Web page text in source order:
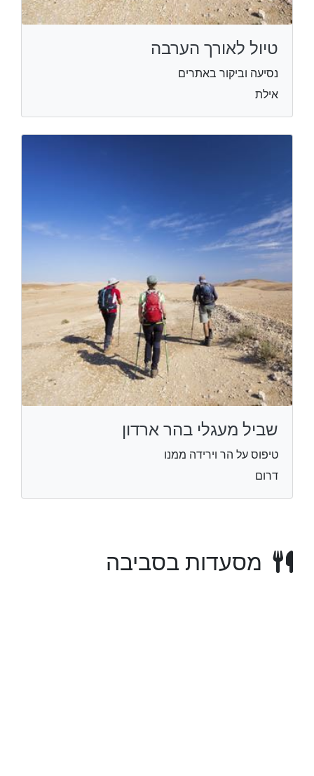
טיול לאורך הערבה
נסיעה וביקור באתרים
אילת
שביל מעגלי בהר ארדון
טיפוס על הר וירידה ממנו
דרום
מסעדות בסביבה